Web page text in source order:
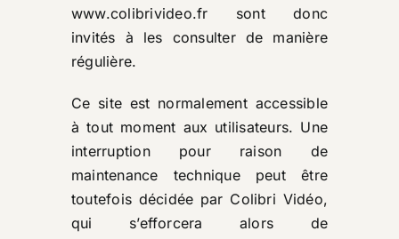
www.colibrivideo.fr sont donc
invités à les consulter de manière
régulière.
Ce site est normalement accessible
à tout moment aux utilisateurs. Une
interruption pour raison de
maintenance technique peut être
toutefois décidée par Colibri Vidéo,
qui s’efforcera alors de